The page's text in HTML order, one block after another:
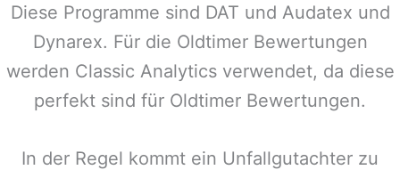
Diese Programme sind DAT und Audatex und
Dynarex. Für die Oldtimer Bewertungen
werden Classic Analytics verwendet, da diese
perfekt sind für Oldtimer Bewertungen.
In der Regel kommt ein Unfallgutachter zu